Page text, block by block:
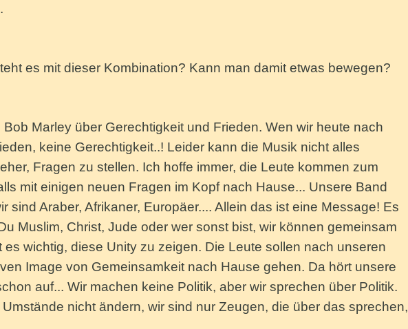
es mit dieser Kombination? Kann man damit etwas bewegen?
Marley über Gerechtigkeit und Frieden. Wen wir heute nach
keine Gerechtigkeit..! Leider kann die Musik nicht alles
Fragen zu stellen. Ich hoffe immer, die Leute kommen zum
mit einigen neuen Fragen im Kopf nach Hause... Unsere Band
sind Araber, Afrikaner, Europäer.... Allein das ist eine Message! Es
Muslim, Christ, Jude oder wer sonst bist, wir können gemeinsam
wichtig, diese Unity zu zeigen. Die Leute sollen nach unseren
Image von Gemeinsamkeit nach Hause gehen. Da hört unsere
auf... Wir machen keine Politik, aber wir sprechen über Politik.
nicht ändern, wir sind nur Zeugen, die über das sprechen,